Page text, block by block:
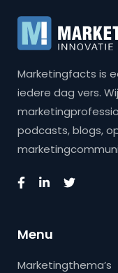
Marketingfacts is
iedere dag vers.
podcasts, blogs,
Menu
Marketingthema’s